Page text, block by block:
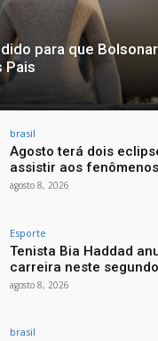
para que
Pais
brasil
Agosto terá dois
assistir aos fenômenos
agosto 8, 2026
Esporte
Tenista Bia Haddad
carreira neste
agosto 8, 2026
brasil